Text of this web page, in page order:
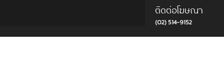
ติดต่อโฆษณา
(02) 514-9152